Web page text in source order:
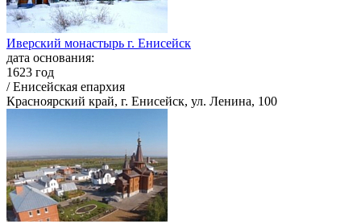
Иверский монастырь г. Енисейск
дата основания:
1623 год
/ Енисейская епархия
Красноярский край, г. Енисейск, ул. Ленина, 100